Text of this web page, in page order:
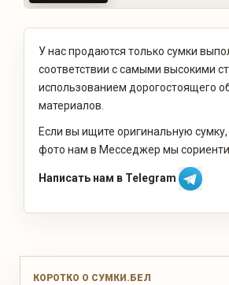
У нас продаются только сумки
соответствии с самыми высокими
использованием дорогостоящего
материалов.
Если вы ищите оригинальную
фото нам в Месседжер мы
Написать нам в Telegram
КОРОТКО О СУМКИ.БЕЛ